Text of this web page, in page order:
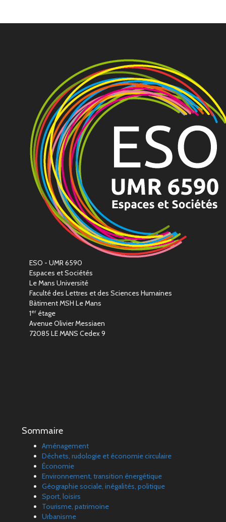
ESO - UMR 6590
Espaces et Sociétés
Le Mans Université
Faculté des Lettres et des Sciences Humaines
Bàtiment MSH Le Mans
1er étage
Avenue Olivier Messiaen
72085 LE MANS Cedex 9
Sommaire
Aménagement
Déchets, rudologie et économie circulaire
Économie
Environnement, transition énergétique
Géographie sociale, inégalités, politique
Sport, loisirs
Tourisme, patrimoine
Urbanisme